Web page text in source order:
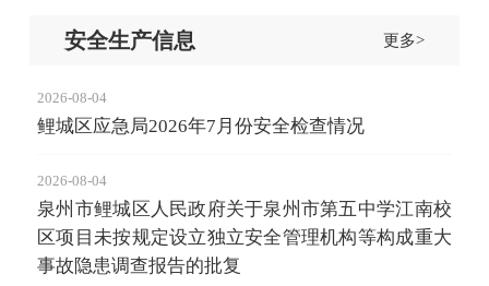
安全生产信息 更多>
2026-08-04
鲤城区应急局2026年7月份安全检查情况
2026-08-04
泉州市鲤城区人民政府关于泉州市第五中学江南校
区项目未按规定设立独立安全管理机构等构成重大
事故隐患调查报告的批复